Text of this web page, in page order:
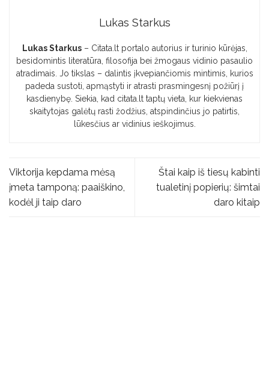
Lukas Starkus
Lukas Starkus– Citata.lt portalo autorius ir turinio kūrėjas,
besidomintis literatūra, filosofija bei žmogaus vidinio pasaulio
atradimais. Jo tikslas – dalintis įkvepiančiomis mintimis, kurios
padeda sustoti, apmąstyti ir atrasti prasmingesnį požiūrį į
kasdienybę. Siekia, kad citata.lt taptų vieta, kur kiekvienas
skaitytojas galėtų rasti žodžius, atspindinčius jo patirtis,
lūkesčius ar vidinius ieškojimus.
Viktorija kepdama mėsą
įmeta tamponą: paaiškino,
kodėl ji taip daro
Štai kaip iš tiesų kabinti
tualetinį popierių: šimtai
daro kitaip